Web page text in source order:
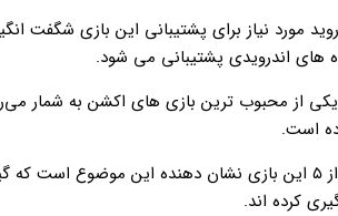
های اندرویدی پشتیبانی می شود.
از محبوب ترین بازی های اکشن به شمار
است.
امتیاز ۴.۴ از ۵ این بازی نشان دهنده این موضوع
کرده اند.